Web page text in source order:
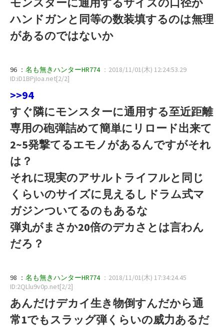
ハンドガンと同等の数装填するのは無理
があるのではないか
96 ： 名も無きハンターHR774 ：2018/11/01(木) 12:24:53.29
ID:iD1BPjIoa.net[2/2]
>>94
すぐ隣にモンスターに通用する至近距離
専用の砲弾詰めて簡単にリロード出来て
2~5発撃てるエモノがあるんですがそれ
は？
それに現実のアサルトライフルと同じ
くらいのサイズに見えるしドラム式マ
ガジンついてるのもあるな
弾丸がまさか20倍のデカさとは言わん
だろ？
98 ： 名も無きハンターHR774 ：2018/11/01(木) 17:34:24.45
ID:2QLlu9v0p.net[2/2]
あんだけデカイ生き物倒すんだから通
常1でもスラッグ弾くらいの威力あるだ